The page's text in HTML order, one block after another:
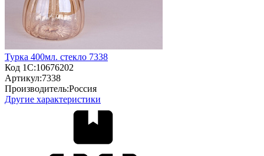
Турка 400мл. стекло 7338
Код 1С:10676202
Артикул:7338
Производитель:Россия
Другие характеристики